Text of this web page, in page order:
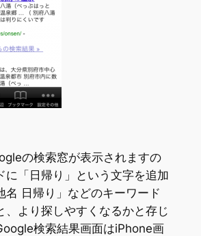
の検索窓が表示されますの
に「日帰り」という文字を追加
名 日帰り」などのキーワード
、より探しやすくなるかと存じ
検索結果画面はiPhone画